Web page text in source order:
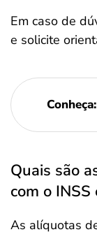
Em caso de
e solicite
Conheça:
Quais são
com o
As alíquotas